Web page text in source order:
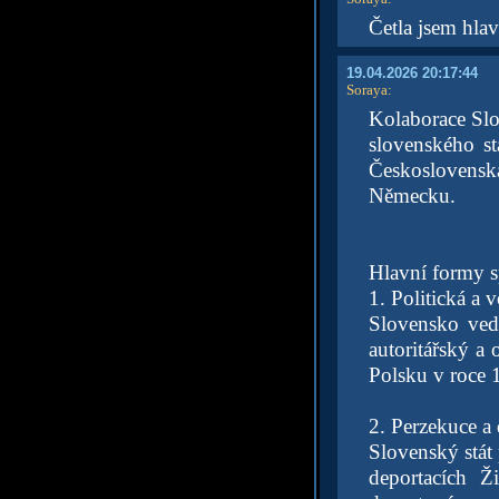
Četla jsem
19.04.2026 20:17:44
Soraya:
Kolaborace
slovenského
Německu.
Hlavní formy
1. Politická a
Slovensko
autoritářský a
Polsku v roce
2. Perzekuce
Slovenský
deportacích